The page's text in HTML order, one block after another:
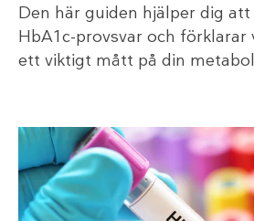
Den här guiden hjälper dig
HbA1c-provsvar och förklarar
ett viktigt mått på din